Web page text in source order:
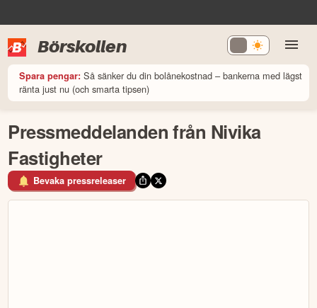
Börskollen
Spara pengar: Så sänker du din bolånekostnad – bankerna med lägst
ränta just nu (och smarta tipsen)
Pressmeddelanden från Nivika
Fastigheter
Bevaka pressreleaser